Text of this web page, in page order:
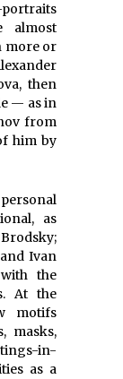
almost
more or
then
— as in
from
him by
as
Ivan
the
At the
motifs
masks,
in-
as a